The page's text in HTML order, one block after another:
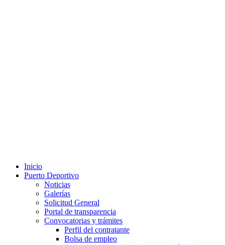
Inicio
Puerto Deportivo
Noticias
Galerías
Solicitud General
Portal de transparencia
Convocatorias y trámites
Perfil del contratante
Bolsa de empleo